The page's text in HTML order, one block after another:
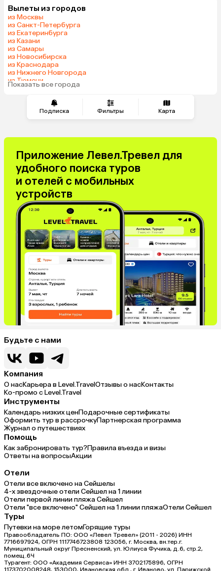
Подписка Фильтры Карта
Армения
Казахстан
Узбекистан
Катар
Гонконг
Таджикистан
Вылеты из городов
из Москвы
из Санкт-Петербурга
из Екатеринбурга
из Казани
из Самары
из Новосибирска
из Краснодара
из Нижнего Новгорода
из Тюмени
из Минеральных Вод
Показать все города
Приложение Левел.Тревел для
удобного поиска туров
и отелей с мобильных
устройств
Будьте с нами
Компания
О насКарьера в Level.TravelОтзывы о насКонтакты
Ко-промо с Level.Travel
Инструменты
Календарь низких ценПодарочные сертификаты
Оформить тур в рассрочкуПартнерская программа
Журнал о путешествиях
Помощь
Как забронировать тур?Правила въезда и визы
Ответы на вопросыАкции
Отели
Отели все включено на Сейшелы
4-х звездочные отели Сейшел на 1 линии
Отели первой линии пляжа Сейшел
Отели "все включено" Сейшел на 1 линии пляжаОтели Сейшел
Туры
Путевки на море летомГорящие туры
Правообладатель ПО: ООО «Левел Тревел» (2011 - 2026) ИНН
7716697924, ОГРН 1117746723808 123056, г. Москва, вн.тер.г.
Муниципальный округ Пресненский, ул. Юлиуса Фучика, д.6, стр.2,
помещ.6Ч
Турагент: ООО «Академия Сервиса» ИНН 3702175896, ОГРН
1173702008248, 153000, Ивановская обл., г. Иваново, ул. Парижской